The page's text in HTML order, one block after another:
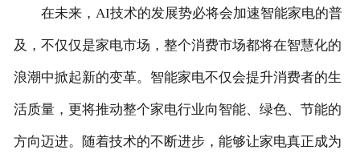
在未来，AI技术的发展势必将会加速智能家电的普
及，不仅仅是家电市场，整个消费市场都将在智慧化的
浪潮中掀起新的变革。智能家电不仅会提升消费者的生
活质量，更将推动整个家电行业向智能、绿色、节能的
方向迈进。随着技术的不断进步，能够让家电真正成为